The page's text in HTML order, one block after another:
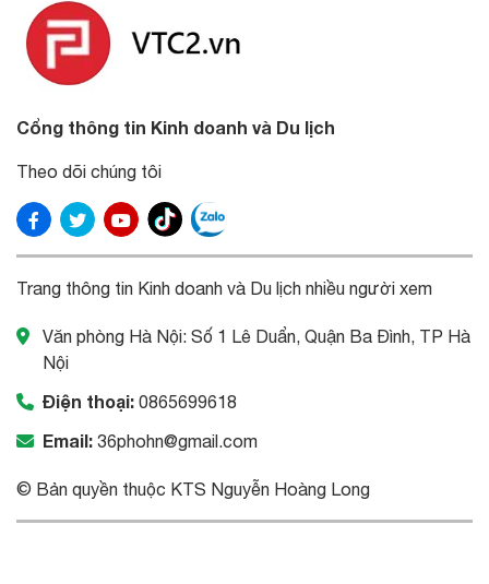
Cổng thông tin Kinh doanh và Du lịch
Theo dõi chúng tôi
Trang thông tin Kinh doanh và Du lịch nhiều người xem
Văn phòng Hà Nội: Số 1 Lê Duẩn, Quận Ba Đình, TP Hà
Nội
Điện thoại: 0865699618
Email: 36phohn@gmail.com
© Bản quyền thuộc KTS Nguyễn Hoàng Long